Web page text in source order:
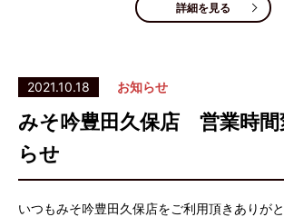
詳細を見る
2021.10.18 お知らせ
みそ吟豊田久保店 営業時間
らせ
いつもみそ吟豊田久保店をご利用頂きありがと